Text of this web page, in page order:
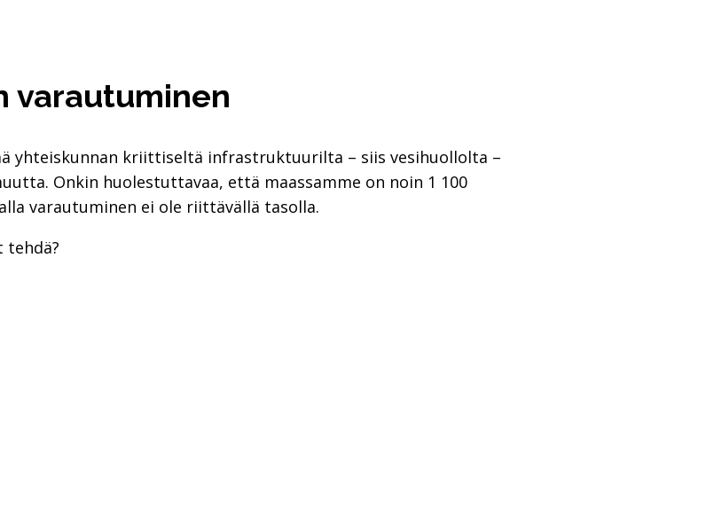
varautuminen
yhteiskunnan kriittiseltä infrastruktuurilta – siis vesihuollolta –
Onkin huolestuttavaa, että maassamme on noin 1 100
varautuminen ei ole riittävällä tasolla.
tehdä?